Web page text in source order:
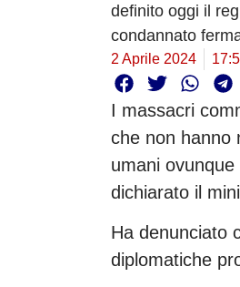
definito oggi il
condannato
2 Aprile 2024
I massacri
che non hanno
umani
dichiarato il
Ha denunciato
diplomatiche